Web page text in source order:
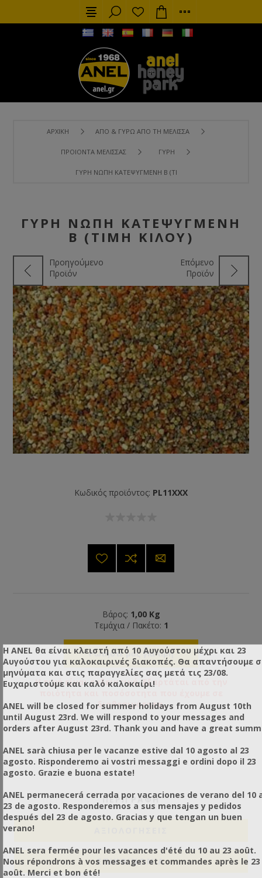
ΑΡΧΙΚΉ ΑΠΌ & ΓΎΡΩ ΑΠΌ ΤΗ ΜΈΛΙΣΣΑ
ΠΡΟΙΌΝΤΑ ΜΈΛΙΣΣΑΣ ΓΎΡΗ
ΓΎΡΗ ΝΩΠΉ ΚΑΤΕΨΥΓΜΈΝΗ Β (ΤΙΜΉ ΚΙΛΟΎ)
ΓΎΡΗ ΝΩΠΉ ΚΑΤΕΨΥΓΜΈΝΗ
Β (ΤΙΜΉ ΚΙΛΟΎ)
Προηγούμενο
Προϊόν
Επόμενο
Προϊόν
Κωδικός προϊόντος: PL11XXX
Βάρος: 1,00 Kg
Τεμάχια / Πακέτο: 1
Ρωτήστε μας για τιμή
Η τιμή είναι ενδεικτική. Εξαρτάται από την
διαθεσιμότητα.
ΠΕΡΙΓΡΑΦΗ
ΕΠΙΚΟΙΝΩΝΙΑ
Η ANEL θα είναι κλειστή από 10 Αυγούστου μέχρι και 23
Αυγούστου για καλοκαιρινές διακοπές. Θα απαντήσουμε
μηνύματα και στις παραγγελίες σας μετά τις 23/08.
Ευχαριστούμε και καλό καλοκαίρι!
ANEL will be closed for summer holidays from August 10th
until August 23rd. We will respond to your messages and
orders after August 23rd. Thank you and have a great
ANEL sarà chiusa per le vacanze estive dal 10 agosto al 23
agosto. Risponderemo ai vostri messaggi e ordini dopo il 23
agosto. Grazie e buona estate!
ANEL permanecerá cerrada por vacaciones de verano del 10
23 de agosto. Responderemos a sus mensajes y pedidos
después del 23 de agosto. Gracias y que tengan un buen
verano!
ANEL sera fermée pour les vacances d'été du 10 au 23 août.
Nous répondrons à vos messages et commandes après le 23
août. Merci et bon été!